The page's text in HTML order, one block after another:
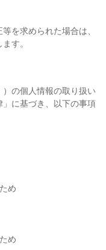
を求められた場合は、
す。
の個人情報の取り扱い
に基づき、以下の事項
め
め